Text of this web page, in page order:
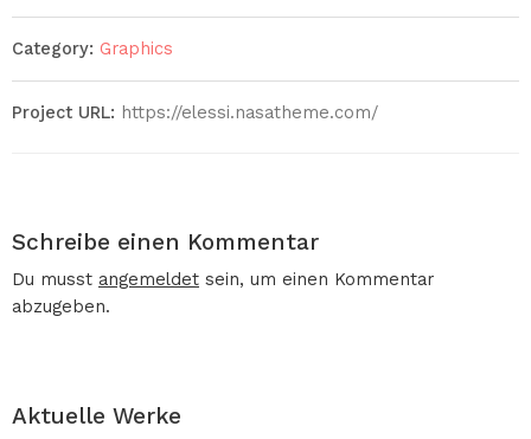
Category: Graphics
Project URL: https://elessi.nasatheme.com/
Schreibe einen Kommentar
Du musst angemeldet sein, um einen Kommentar
abzugeben.
Aktuelle Werke